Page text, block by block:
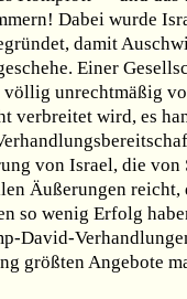
Dabei wurde
damit
Einer
unrechtmäßig
verbreitet wird, es
von Israel, die von
Äußerungen reicht,
so wenig Erfolg
David-
größten Angebote